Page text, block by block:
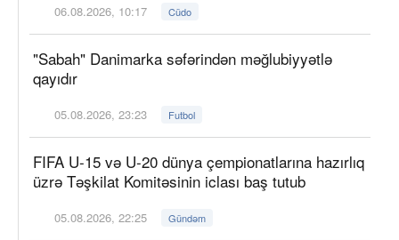
06.08.2026, 10:17 Cüdo
"Sabah" Danimarka səfərindən məğlubiyyətlə
qayıdır
05.08.2026, 23:23 Futbol
FIFA U-15 və U-20 dünya çempionatlarına hazırlıq
üzrə Təşkilat Komitəsinin iclası baş tutub
05.08.2026, 22:25 Gündəm